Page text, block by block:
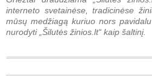
interneto svetainėse, tradicinėse
mūsų medžiagą kuriuo nors
nurodyti „Šilutės žinios.lt“ kaip šaltinį.